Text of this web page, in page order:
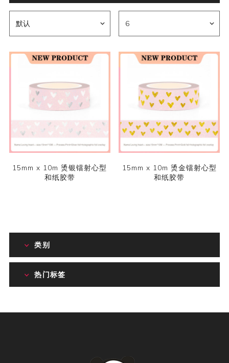
15mm x 10m 烫银镭射心型
和纸胶带
15mm x 10m 烫金镭射心型
和纸胶带
类别
热门标签